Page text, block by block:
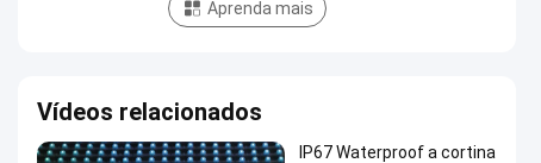
Aprenda mais
Vídeos relacionados
IP67 Waterproof a cortina